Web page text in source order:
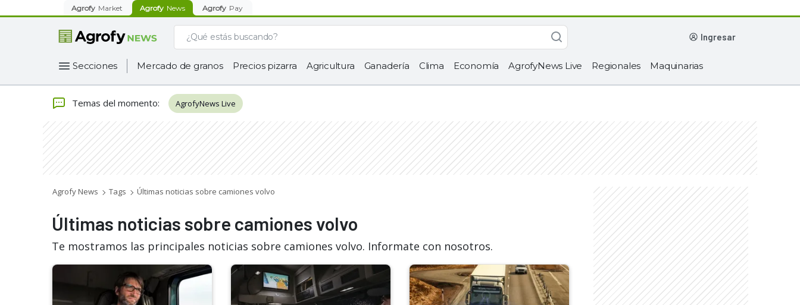
Agrofy Market Agrofy News Agrofy Pay
ingresar
Secciones Mercado de granos Precios pizarra Agricultura Ganadería Clima Economía AgrofyNews Live Regionales Maquinarias
Temas del momento: AgrofyNews Live
Agrofy News Tags Últimas noticias sobre camiones volvo
Últimas noticias sobre camiones volvo
Te mostramos las principales noticias sobre camiones volvo. Informate con nosotros.